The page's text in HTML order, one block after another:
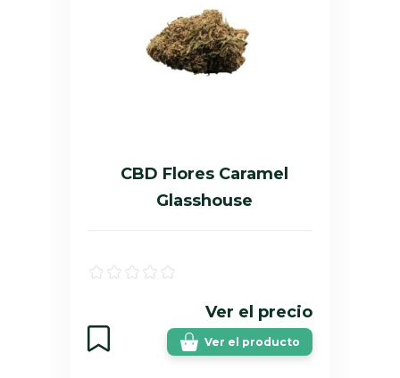
CBD Flores Caramel
Glasshouse
Ver el precio
Ver el producto